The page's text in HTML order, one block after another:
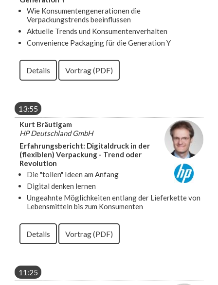
Wie Konsumentengenerationen die
Verpackungstrends beeinflussen
Aktuelle Trends und Konsumentenverhalten
Convenience Packaging für die Generation Y
Details Vortrag (PDF)
13:55
Kurt Bräutigam
HP Deutschland GmbH
Erfahrungsbericht: Digitaldruck in der
(flexiblen) Verpackung - Trend oder
Revolution
Die "tollen" Ideen am Anfang
Digital denken lernen
Ungeahnte Möglichkeiten entlang der Lieferkette von
Lebensmitteln bis zum Konsumenten
Details Vortrag (PDF)
11:25